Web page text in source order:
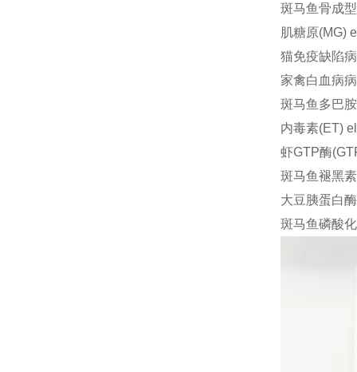
斑马鱼骨成
肌糖原(MG)
猫免疫缺陷
家禽白血病
斑马鱼多巴
内毒素(ET)
虾GTP酶
斑马鱼褪黑
大豆胰蛋白
斑马鱼磷酸